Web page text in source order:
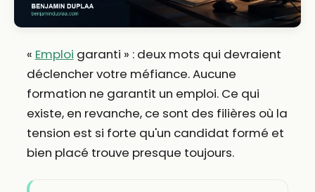
« Emploi garanti » : deux mots qui devraient
déclencher votre méfiance. Aucune
formation ne garantit un emploi. Ce qui
existe, en revanche, ce sont des filières où la
tension est si forte qu'un candidat formé et
bien placé trouve presque toujours.